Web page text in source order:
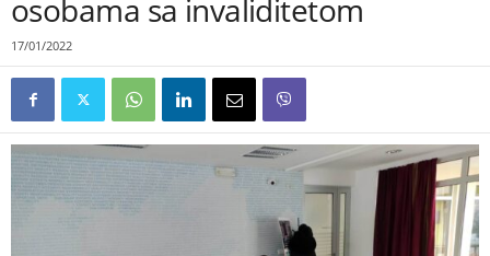
osobama sa invaliditetom
17/01/2022